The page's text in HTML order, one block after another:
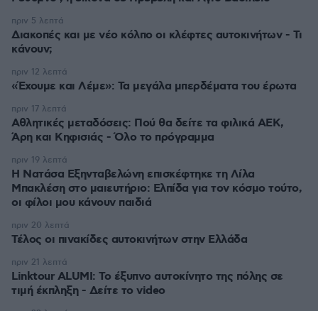
Διακοπές και με νέο κόλπο οι κλέφτες αυτοκινήτων - Τι
κάνουν;
πριν 5 λεπτά
«Έχουμε και Λέμε»: Τα μεγάλα μπερδέματα του έρωτα
πριν 12 λεπτά
Αθλητικές μεταδόσεις: Πού θα δείτε τα φιλικά ΑΕΚ,
Άρη και Κηφισιάς - Όλο το πρόγραμμα
πριν 17 λεπτά
Η Νατάσα Εξηνταβελώνη επισκέφτηκε τη Λίλα
Μπακλέση στο μαιευτήριο: Ελπίδα για τον κόσμο τούτο,
οι φίλοι μου κάνουν παιδιά
πριν 19 λεπτά
Τέλος οι πινακίδες αυτοκινήτων στην Ελλάδα
πριν 20 λεπτά
Linktour ALUMI: Το έξυπνο αυτοκίνητο της πόλης σε
τιμή έκπληξη - Δείτε το video
πριν 21 λεπτά